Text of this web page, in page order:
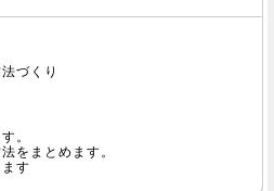
づくり
。
をまとめます。
す